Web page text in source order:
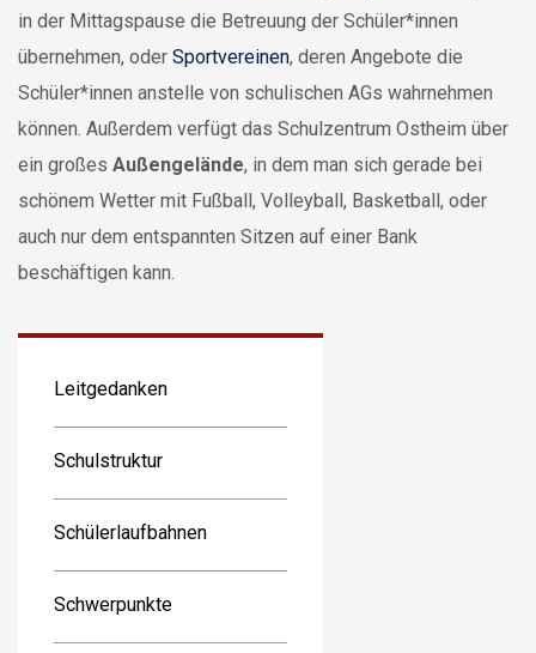
in der Mittagspause die Betreuung der Schüler*innen
übernehmen, oder Sportvereinen, deren Angebote die
Schüler*innen anstelle von schulischen AGs wahrnehmen
können. Außerdem verfügt das Schulzentrum Ostheim über
ein großes Außengelände, in dem man sich gerade bei
schönem Wetter mit Fußball, Volleyball, Basketball, oder
auch nur dem entspannten Sitzen auf einer Bank
beschäftigen kann.
Leitgedanken
Schulstruktur
Schülerlaufbahnen
Schwerpunkte